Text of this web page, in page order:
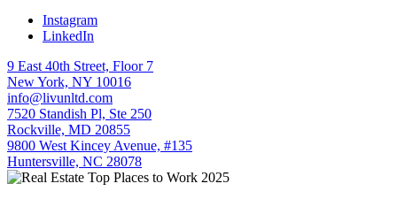
Instagram
LinkedIn
9 East 40th Street, Floor 7
New York, NY 10016
info@livunltd.com
7520 Standish Pl, Ste 250
Rockville, MD 20855
9800 West Kincey Avenue, #135
Huntersville, NC 28078